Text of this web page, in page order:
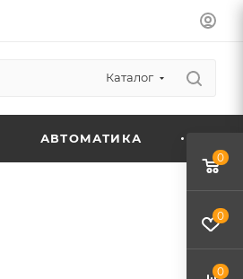
Каталог
АВТОМАТИКА
0
0
0